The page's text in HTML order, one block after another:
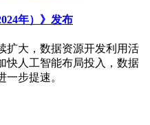
年）》发布
扩大，数据资源开发利用活
快人工智能布局投入，数据
步提速。